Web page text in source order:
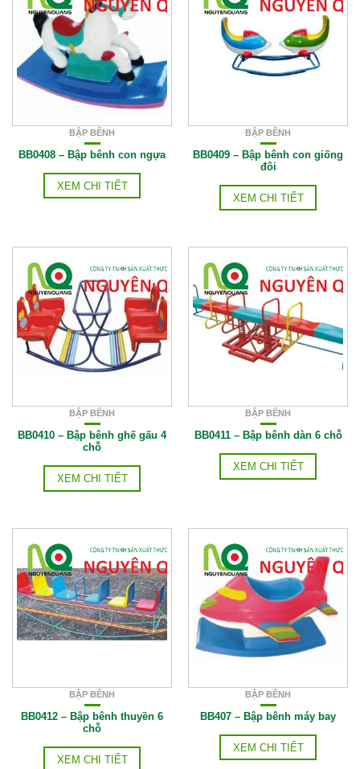
BẬP BÊNH
BB0408 – Bập bênh con ngựa
XEM CHI TIẾT
BẬP BÊNH
BB0409 – Bập bênh con giống
đôi
XEM CHI TIẾT
BẬP BÊNH
BB0410 – Bập bênh ghế gấu 4
chỗ
XEM CHI TIẾT
BẬP BÊNH
BB0411 – Bập bênh dàn 6 chỗ
XEM CHI TIẾT
BẬP BÊNH
BB0412 – Bập bênh thuyền 6
chỗ
XEM CHI TIẾT
BẬP BÊNH
BB407 – Bập bênh máy bay
XEM CHI TIẾT